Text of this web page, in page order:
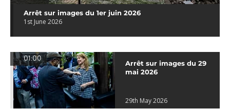
Arrêt sur images du 1er juin 2026
1st June 2026
01:00
Arrêt sur images du 29
mai 2026
29th May 2026